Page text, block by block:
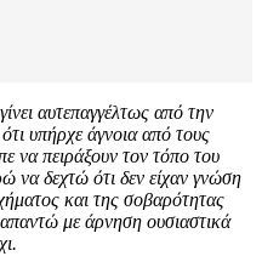
αυτεπαγγέλτως από την
υπήρχε άγνοια από τους
να πειράξουν τον τόπο του
να δεχτώ ότι δεν είχαν γνώση
και της σοβαρότητας
με άρνηση ουσιαστικά